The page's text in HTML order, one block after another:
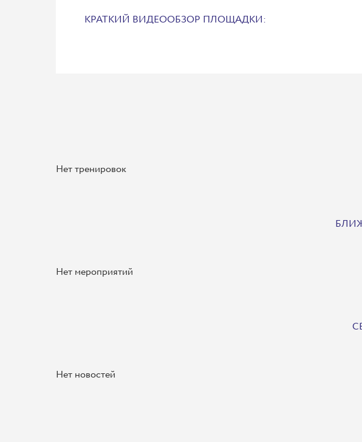
КРАТКИЙ ВИДЕООБЗОР ПЛОЩАДКИ:
Нет тренировок
Нет мероприятий
Нет новостей